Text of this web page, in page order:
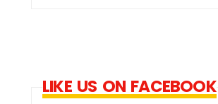
LIKE US ON FACEBOOK